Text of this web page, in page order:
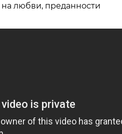
любви, преданности